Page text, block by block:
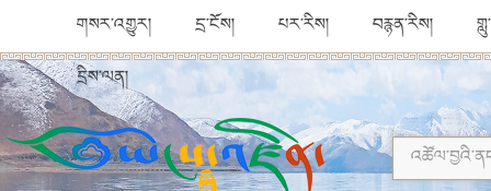
གསར་འགྱུར། དྲ་ངོས། པར་རིས། བརྙན་རིས།
དྲིས་ལན།